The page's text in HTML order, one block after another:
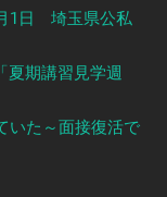
1日 埼玉県公私
夏期講習見学週
いた～面接復活で